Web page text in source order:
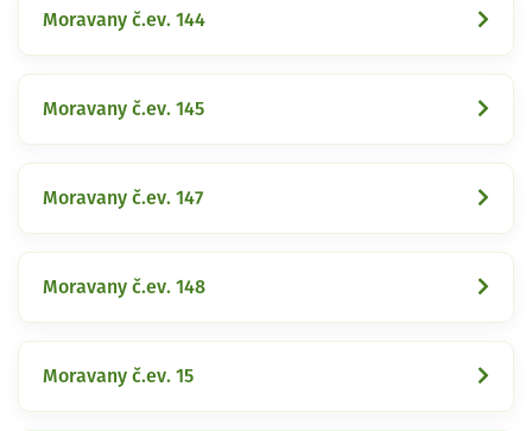
Moravany č.ev. 144
Moravany č.ev. 145
Moravany č.ev. 147
Moravany č.ev. 148
Moravany č.ev. 15